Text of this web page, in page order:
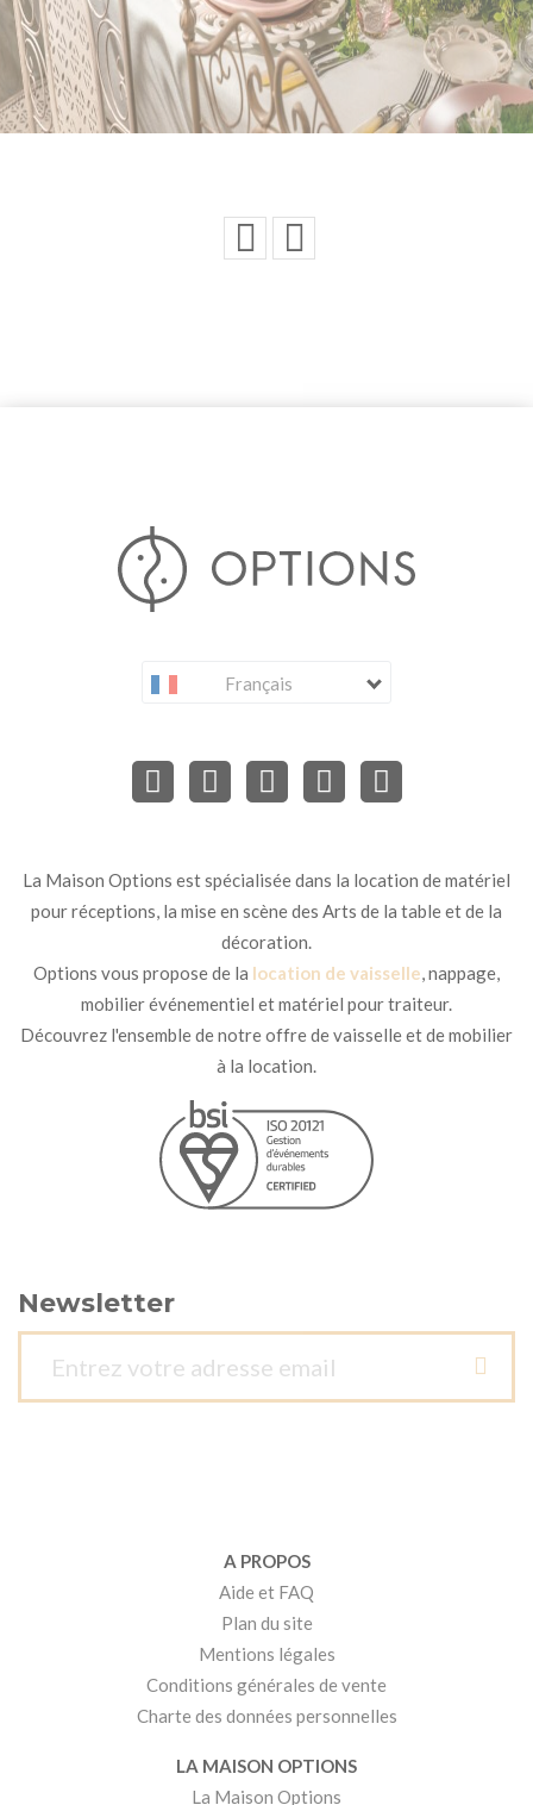
Français
La Maison Options est spécialisée dans la location de matériel
pour réceptions, la mise en scène des Arts de la table et de la
décoration.
Options vous propose de la location de vaisselle, nappage,
mobilier événementiel et matériel pour traiteur.
Découvrez l'ensemble de notre offre de vaisselle et de mobilier
à la location.
Newsletter
A PROPOS
Aide et FAQ
Plan du site
Mentions légales
Conditions générales de vente
Charte des données personnelles
LA MAISON OPTIONS
La Maison Options